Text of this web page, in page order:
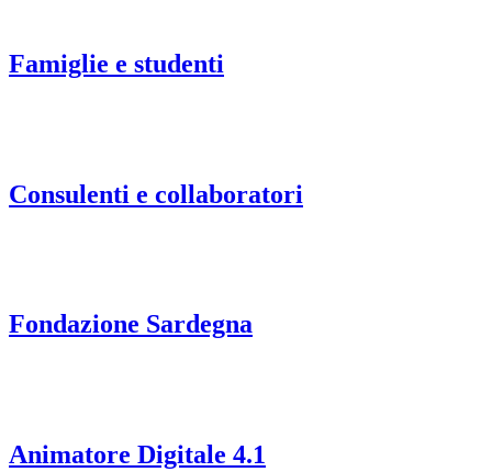
Famiglie e studenti
Consulenti e collaboratori
Fondazione Sardegna
Animatore Digitale 4.1